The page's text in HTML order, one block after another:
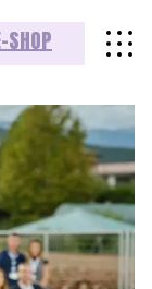
SHOP